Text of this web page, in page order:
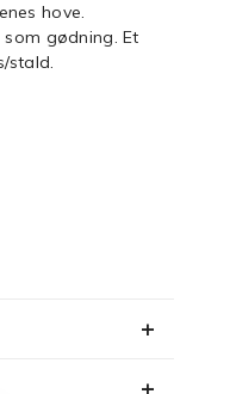
hove.
gødning. Et
stald.